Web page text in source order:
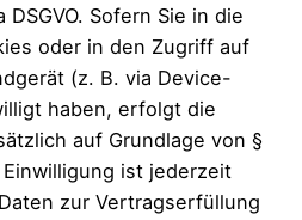
Sofern Sie in die
oder in den Zugriff auf
(z. B. via Device-
haben, erfolgt die
auf Grundlage von §
Einwilligung ist jederzeit
zur Vertragserfüllung